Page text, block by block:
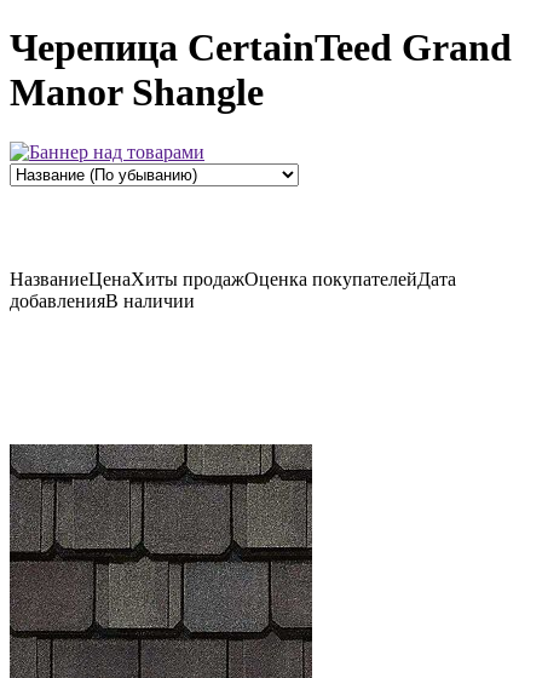
Черепица CertainTeed Grand
Manor Shangle
НазваниеЦенаХиты продажОценка покупателейДата
добавленияВ наличии